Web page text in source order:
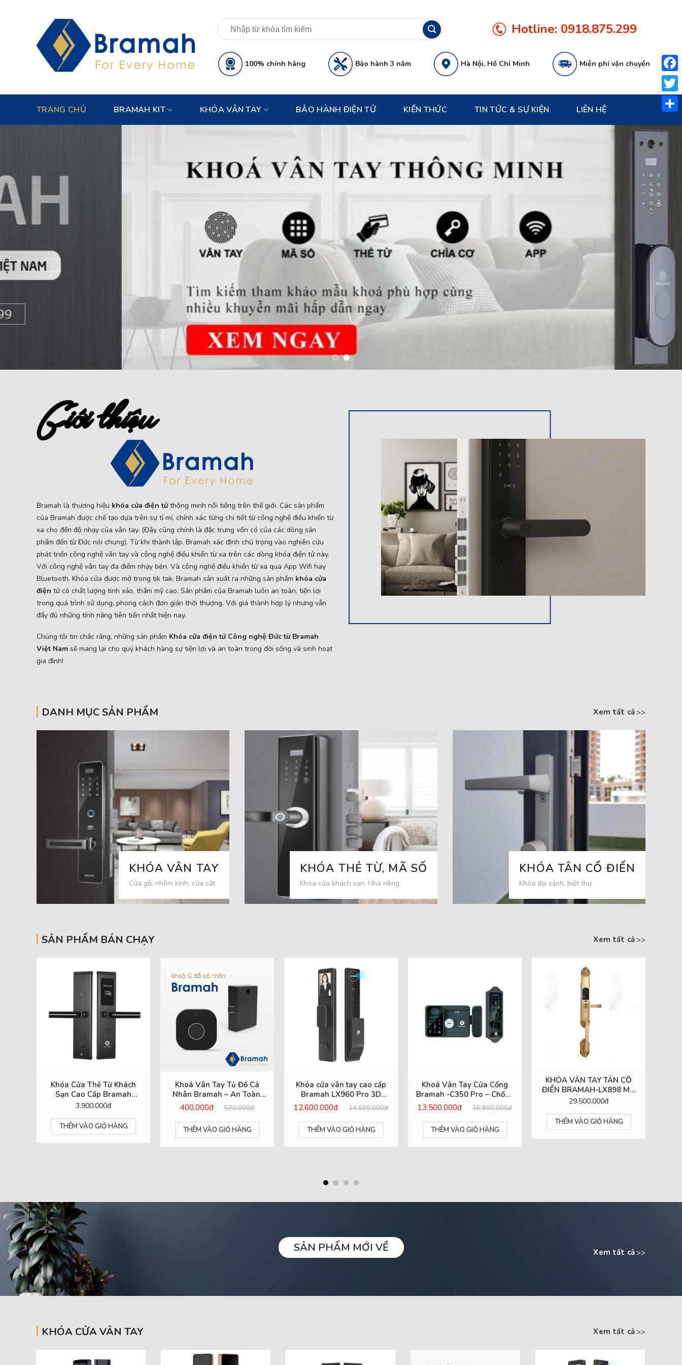
Hotline: 0918.875.299
100% chính hãng Bảo hành 3 năm Hà Nội, Hồ Chí Minh Miễn phí vận chuyển
TRANG CHỦ BRAMAH KIT KHÓA VÂN TAY BẢO HÀNH ĐIỆN TỬ KIẾN THỨC TIN TỨC & SỰ KIỆN LIÊN HỆ
Giới thiệu
Bramah là thương hiệu khóa cửa điện tửthông minh nổi tiếng trên thế giới. Các sản phẩm
của Bramah được chế tạo dựa trên sự tỉ mỉ, chính xác từng chi tiết từ công nghệ điều khiển từ
xa cho đến độ nhạy của vân tay. (Đây cũng chính là đặc trưng vốn có của các dòng sản
phẩm đến từ Đức nói chung). Từ khi thành lập, Bramah xác định chú trọng vào nghiên cứu
phát triển công nghệ vân tay và công nghệ điều khiển từ xa trên các dòng khóa điện tử này.
Với công nghệ vân tay đa điểm nhạy bén. Và công nghệ điều khiển từ xa qua App Wifi hay
Bluetooth. Khóa cửa được mở trong tik tak. Bramah sản xuất ra những sản phẩm khóa cửa
điện tử có chất lượng tinh xảo, thẩm mỹ cao. Sản phẩm của Bramah luôn an toàn, tiện lợi
trong quá trình sử dụng, phong cách đơn giản thời thượng. Với giá thành hợp lý nhưng vẫn
đầy đủ những tính năng tiên tiến nhất hiện nay.
Chúng tôi tin chắc rằng, những sản phẩm Khóa cửa điện tử Công nghệ Đức từ Bramah
Việt Nam sẽ mang lại cho quý khách hàng sự tiện lợi và an toàn trong đời sống và sinh hoạt
gia đình!
DANH MỤC SẢN PHẨM Xem tất cả
KHÓA VÂN TAY
Cửa gỗ, nhôm kính, cửa sắt
KHÓA THẺ TỪ, MÃ SỐ
Khóa cửa khách sạn, Nhà riêng
KHÓA TÂN CỔ ĐIỂN
Khóa đại sảnh, biệt thự
SẢN PHẨM BÁN CHẠY Xem tất cả
Khóa Cửa Thẻ Từ Khách
Sạn Cao Cấp Bramah
KS200
3.900.000đ
THÊM VÀO GIỎ HÀNG
Khoá Vân Tay Tủ Đồ Cá
Nhân Bramah – An Toàn,
Tiện Lợi, Bảo Mật
400.000đ 500.000đ
THÊM VÀO GIỎ HÀNG
Khóa cửa vân tay cao cấp
Bramah LX960 Pro 3D
Face
12.600.000đ 14.600.000đ
THÊM VÀO GIỎ HÀNG
Khoá Vân Tay Cửa Cổng
Bramah -C350 Pro – Chống
Nước Tuyệt Đối
13.500.000đ 15.900.000đ
THÊM VÀO GIỎ HÀNG
KHÓA VÂN TAY TÂN CỔ
ĐIỂN BRAMAH-LX898 MẠ
VÀNG 24K
29.500.000đ
THÊM VÀO GIỎ HÀNG
SẢN PHẨM MỚI VỀ Xem tất cả
KHÓA CỬA VÂN TAY Xem tất cả